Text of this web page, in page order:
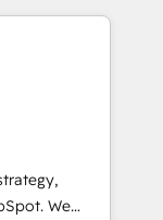
that
We